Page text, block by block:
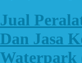
Jual
Dan Jasa
Waterpark